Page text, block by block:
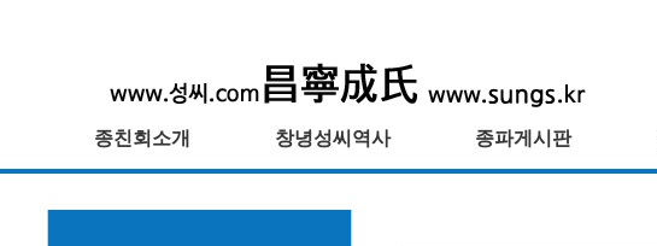
종친회소개 창녕성씨역사 종파게시판